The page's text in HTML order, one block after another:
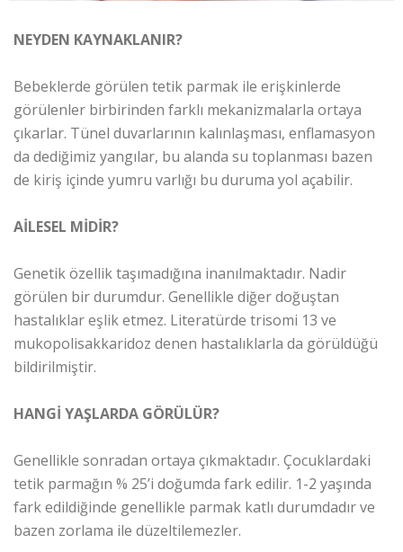
NEYDEN KAYNAKLANIR?
Bebeklerde görülen tetik parmak ile erişkinlerde
görülenler birbirinden farklı mekanizmalarla ortaya
çıkarlar. Tünel duvarlarının kalınlaşması, enflamasyon
da dediğimiz yangılar, bu alanda su toplanması bazen
de kiriş içinde yumru varlığı bu duruma yol açabilir.
AİLESEL MİDİR?
Genetik özellik taşımadığına inanılmaktadır. Nadir
görülen bir durumdur. Genellikle diğer doğuştan
hastalıklar eşlik etmez. Literatürde trisomi 13 ve
mukopolisakkaridoz denen hastalıklarla da görüldüğü
bildirilmiştir.
HANGİ YAŞLARDA GÖRÜLÜR?
Genellikle sonradan ortaya çıkmaktadır. Çocuklardaki
tetik parmağın % 25’i doğumda fark edilir. 1-2 yaşında
fark edildiğinde genellikle parmak katlı durumdadır ve
bazen zorlama ile düzeltilemezler.